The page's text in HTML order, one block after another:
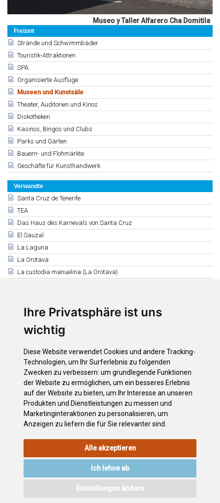
Ihre Privatsphäre ist uns
wichtig
Diese Website verwendet Cookies und andere Tracking-
Technologien, um Ihr Surferlebnis zu folgenden
Zwecken zu verbessern: um grundlegende Funktionen
der Website zu ermöglichen, um ein besseres Erlebnis
auf der Website zu bieten, um Ihr Interesse an unseren
Produkten und Dienstleistungen zu messen und
Marketinginteraktionen zu personalisieren, um
Anzeigen zu liefern die für Sie relevanter sind
Alle akzeptieren
Ich lehne ab
Einstellungen ändern
Freizeit
Strände und Schwimmbäder
Touristik-Attraktionen
SPA
Organisierte Ausflüge
Museen und Kunstsäle
Theater, Auditorien und Kinos
Diskotheken
Kasinos, Bingos und Clubs
Parks und Gärten
Bauern- und Flohmärkte
Geschäfte für Kunsthandwerk
Verwandte
Santa Cruz de Tenerife
TEA
Das Haus des Karnevals von Santa Cruz
El Sauzal
La Laguna
La Orotava
La custodia manuelina (La Orotava)
Altarbild Montemayor
Adeje
Töpfermuseum von Candelaria "Casa las Miquelas"
Guía de Isora y Santiago del Teide
San Miguel de Abona
El TANQUE Ökomuseum
Kunstgallerien
Museo y Taller Alfarero Cha Domitila
RICHTLINIE
VERZEICHNIS ZUGÄNGLICHKEIT KONTAKT
. Todos los derechos reservados.